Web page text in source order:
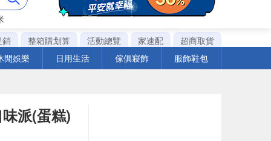
銷
整箱購划算 活動總覽 家速配
超商取貨
閒娛樂
日用生活 傢俱寢飾 服飾鞋包
派(蛋糕)